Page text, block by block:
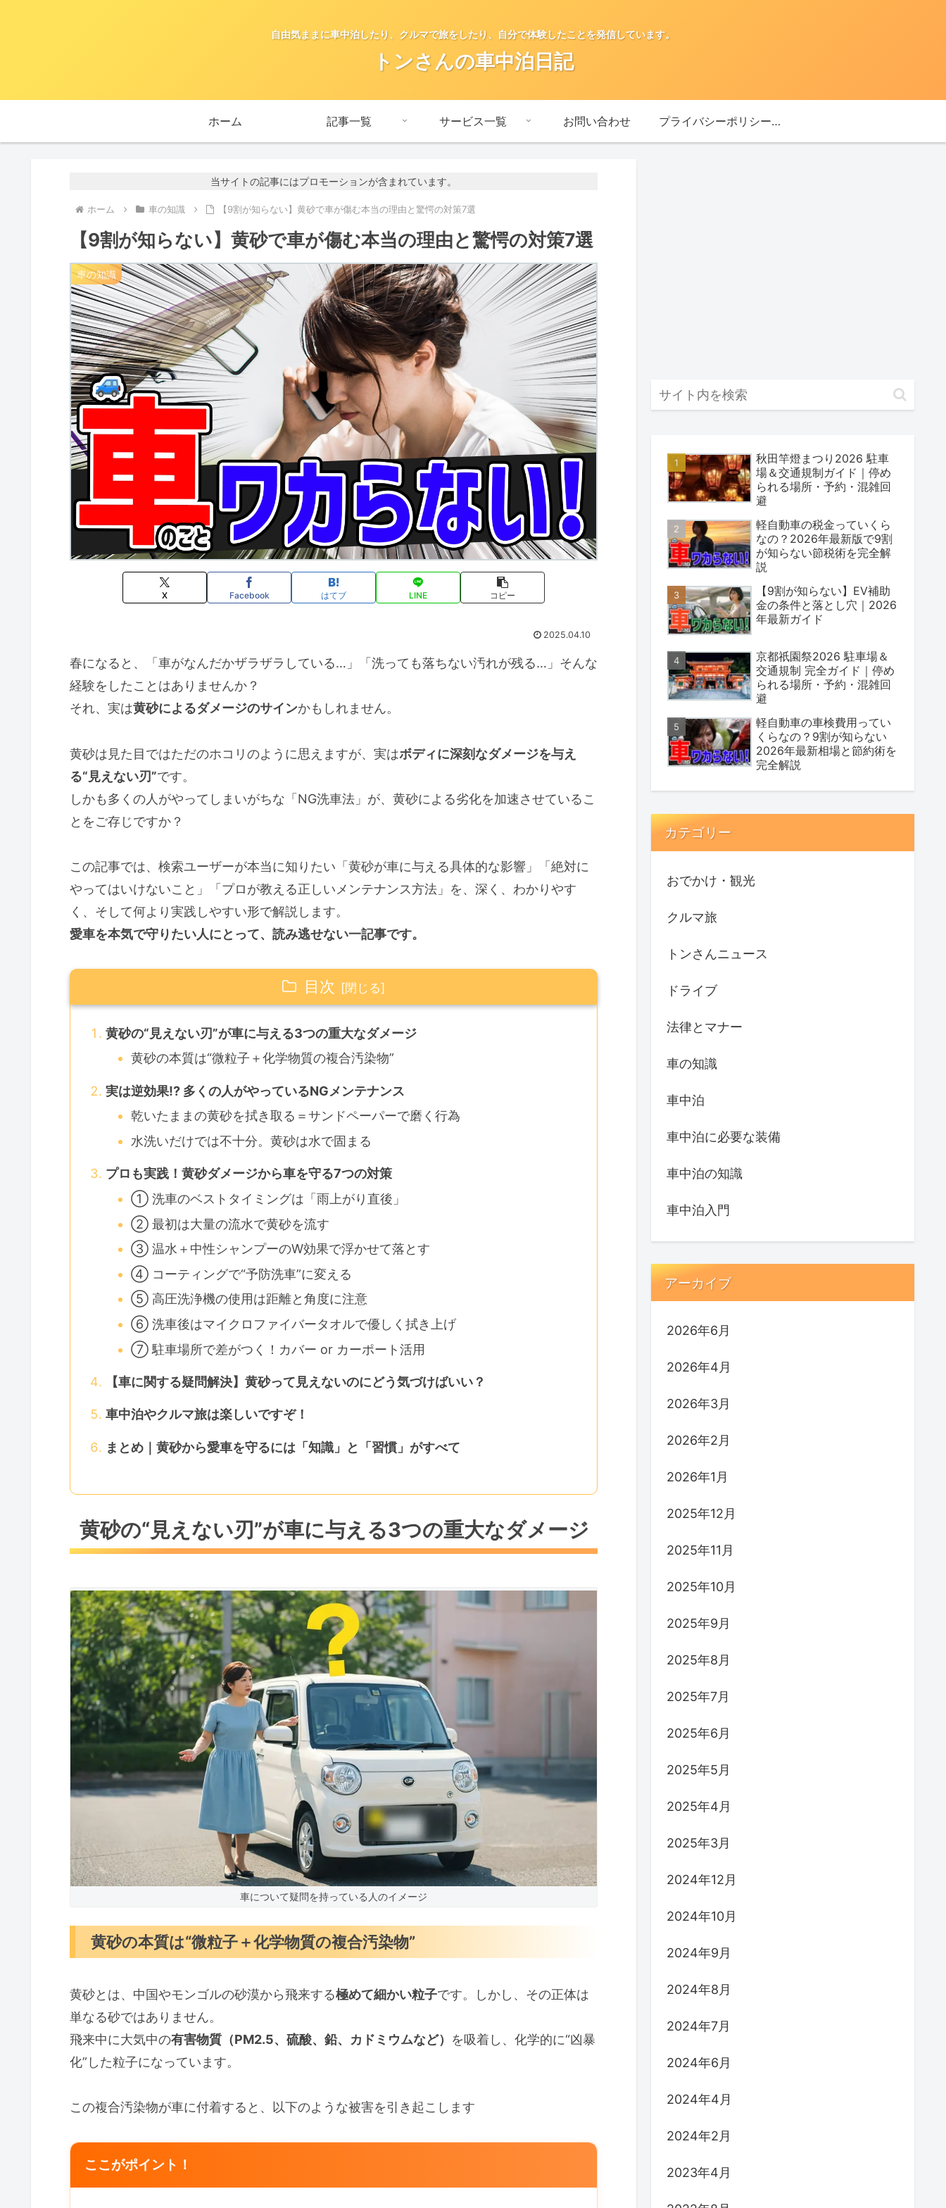
自由気ままに車中泊したり、クルマで旅をしたり、自分で体験したことを発信しています。
トンさんの車中泊日記
ホーム 記事一覧 サービス一覧 お問い合わせ プライバシーポリシー・免責事項
当サイトの記事にはプロモーションが含まれています。
ホーム 車の知識 【9割が知らない】黄砂で車が傷む本当の理由と驚愕の対策7選
【9割が知らない】黄砂で車が傷む本当の理由と驚愕の対策7選
車の知識
X Facebook はてブ LINE コピー
2025.04.10
春になると、「車がなんだかザラザラしている…」「洗っても落ちない汚れが残る…」そんな
経験をしたことはありませんか？
それ、実は黄砂によるダメージのサインかもしれません。
黄砂は見た目ではただのホコリのように思えますが、実はボディに深刻なダメージを与え
る“見えない刃”です。
しかも多くの人がやってしまいがちな「NG洗車法」が、黄砂による劣化を加速させているこ
とをご存じですか？
この記事では、検索ユーザーが本当に知りたい「黄砂が車に与える具体的な影響」「絶対に
やってはいけないこと」「プロが教える正しいメンテナンス方法」を、深く、わかりやす
く、そして何より実践しやすい形で解説します。
愛車を本気で守りたい人にとって、読み逃せない一記事です。
目次
黄砂の“見えない刃”が車に与える3つの重大なダメージ
黄砂の本質は“微粒子＋化学物質の複合汚染物”
実は逆効果!? 多くの人がやっているNGメンテナンス
乾いたままの黄砂を拭き取る＝サンドペーパーで磨く行為
水洗いだけでは不十分。黄砂は水で固まる
プロも実践！黄砂ダメージから車を守る7つの対策
① 洗車のベストタイミングは「雨上がり直後」
② 最初は大量の流水で黄砂を流す
③ 温水＋中性シャンプーのW効果で浮かせて落とす
④ コーティングで“予防洗車”に変える
⑤ 高圧洗浄機の使用は距離と角度に注意
⑥ 洗車後はマイクロファイバータオルで優しく拭き上げ
⑦ 駐車場所で差がつく！カバー or カーポート活用
【車に関する疑問解決】黄砂って見えないのにどう気づけばいい？
車中泊やクルマ旅は楽しいですぞ！
まとめ｜黄砂から愛車を守るには「知識」と「習慣」がすべて
黄砂の“見えない刃”が車に与える3つの重大なダメージ
車について疑問を持っている人のイメージ
黄砂の本質は“微粒子＋化学物質の複合汚染物”
黄砂とは、中国やモンゴルの砂漠から飛来する極めて細かい粒子です。しかし、その正体は
単なる砂ではありません。
飛来中に大気中の有害物質（PM2.5、硫酸、鉛、カドミウムなど） を吸着し、化学的に“凶暴
化”した粒子になっています。
この複合汚染物が車に付着すると、以下のような被害を引き起こします
ここがポイント！
秋田竿燈まつり2026 駐車
場＆交通規制ガイド｜停め
られる場所・予約・混雑回
避
軽自動車の税金っていくら
なの？2026年最新版で9割
が知らない節税術を完全解
説
【9割が知らない】EV補助
金の条件と落とし穴｜2026
年最新ガイド
京都祇園祭2026 駐車場＆
交通規制 完全ガイド｜停め
られる場所・予約・混雑回
避
軽自動車の車検費用ってい
くらなの？9割が知らない
2026年最新相場と節約術を
完全解説
カテゴリー
おでかけ・観光
クルマ旅
トンさんニュース
ドライブ
法律とマナー
車の知識
車中泊
車中泊に必要な装備
車中泊の知識
車中泊入門
アーカイブ
2026年6月
2026年4月
2026年3月
2026年2月
2026年1月
2025年12月
2025年11月
2025年10月
2025年9月
2025年8月
2025年7月
2025年6月
2025年5月
2025年4月
2025年3月
2024年12月
2024年10月
2024年9月
2024年8月
2024年7月
2024年6月
2024年4月
2024年2月
2023年4月